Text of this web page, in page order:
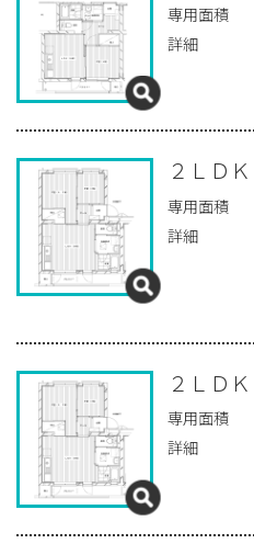
専用面積
詳細
２ＬＤＫ
専用面積
詳細
２ＬＤＫ
専用面積
詳細